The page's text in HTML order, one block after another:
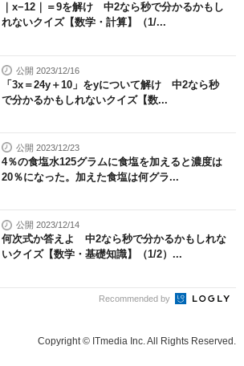
｜x−12｜＝9を解け 中2なら秒で分かるかもし
れないクイズ【数学・計算】（1/...
公開 2023/12/16
「3x＝24y＋10」をyについて解け 中2なら秒
で分かるかもしれないクイズ【数...
公開 2023/12/23
4％の食塩水125グラムに食塩を加えると濃度は
20％になった。加えた食塩は何グラ...
公開 2023/12/14
何次式か答えよ 中2なら秒で分かるかもしれな
いクイズ【数学・基礎知識】（1/2）...
Recommended by
Copyright © ITmedia Inc. All Rights Reserved.